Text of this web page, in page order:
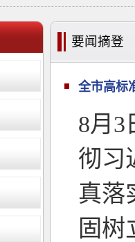
要闻摘登
全市高标
8月3
彻习
真落
固